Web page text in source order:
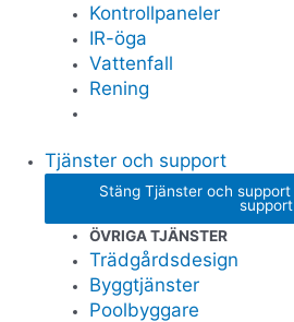
Kontrollpaneler
IR-öga
Vattenfall
Rening
Tjänster och support
Stäng Tjänster och support
support
ÖVRIGA TJÄNSTER
Trädgårdsdesign
Byggtjänster
Poolbyggare